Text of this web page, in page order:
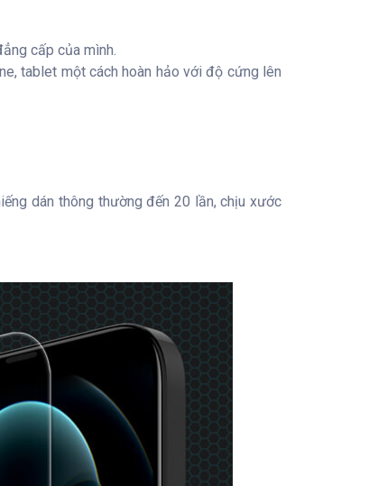
cấp của mình.
tablet một cách hoàn hảo với độ cứng lên
dán thông thường đến 20 lần, chịu xước